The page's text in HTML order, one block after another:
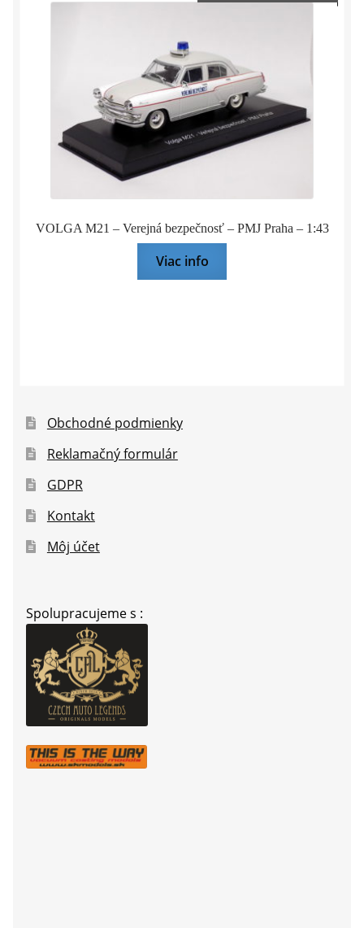
VOLGA M21 – Verejná bezpečnosť – PMJ Praha – 1:43
Viac info
Obchodné podmienky
Reklamačný formulár
GDPR
Kontakt
Môj účet
Spolupracujeme s :